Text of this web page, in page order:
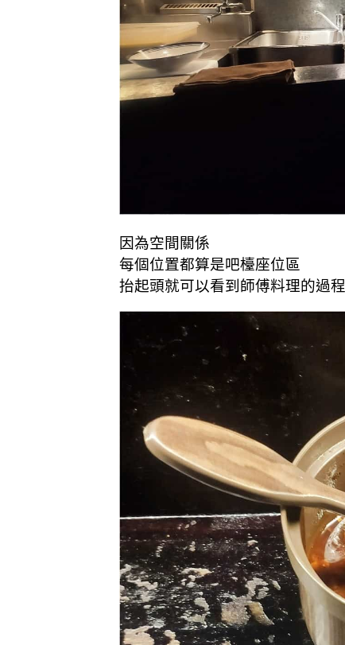
因為空間關係
每個位置都算是吧檯座位區
抬起頭就可以看到師傅料理的過程